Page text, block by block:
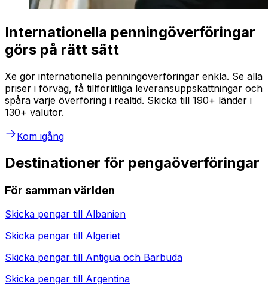
Internationella penningöverföringar
görs på rätt sätt
Xe gör internationella penningöverföringar enkla. Se alla
priser i förväg, få tillförlitliga leveransuppskattningar och
spåra varje överföring i realtid. Skicka till 190+ länder i
130+ valutor.
Kom igång
Destinationer för pengaöverföringar
För samman världen
Skicka pengar till Albanien
Skicka pengar till Algeriet
Skicka pengar till Antigua och Barbuda
Skicka pengar till Argentina